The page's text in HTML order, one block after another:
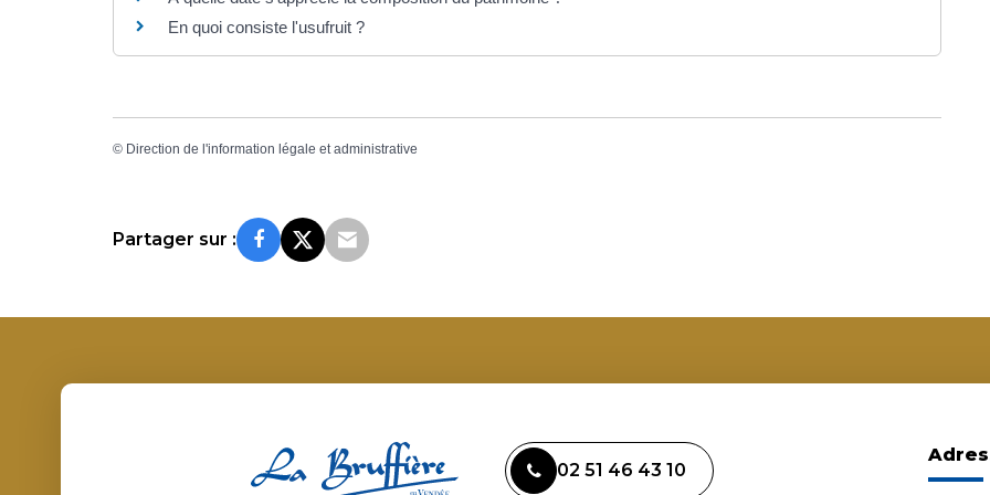
En quoi consiste l'usufruit ?
© Direction de l'information légale et administrative
Partager sur :
02 51 46 43 10